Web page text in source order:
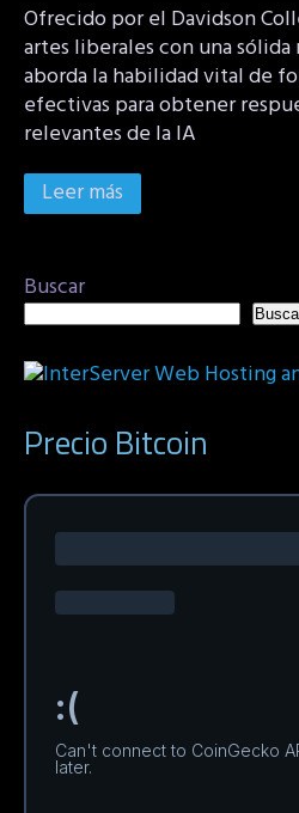
Ofrecido por el Davidson
artes liberales con una
aborda la habilidad vital de
efectivas para obtener
relevantes de la IA
Leer más
Buscar
Precio Bitcoin